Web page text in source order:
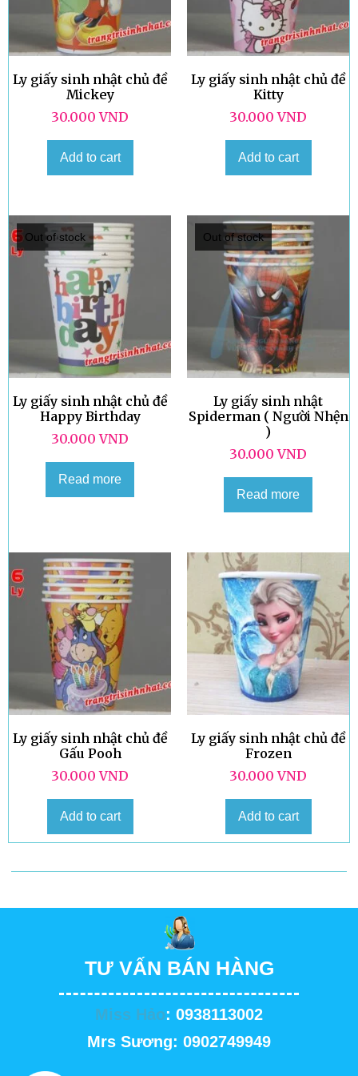
Ly giấy sinh nhật chủ đề
Mickey
30.000VND
Add to cart
Ly giấy sinh nhật chủ đề
Kitty
30.000VND
Add to cart
Out of stock
Ly giấy sinh nhật chủ đề
Happy Birthday
30.000VND
Read more
Out of stock
Ly giấy sinh nhật
Spiderman ( Người Nhện
)
30.000VND
Read more
Ly giấy sinh nhật chủ đề
Gấu Pooh
30.000VND
Add to cart
Ly giấy sinh nhật chủ đề
Frozen
30.000VND
Add to cart
TƯ VẤN BÁN HÀNG
Miss Hảo: 0938113002
Mrs Sương: 0902749949